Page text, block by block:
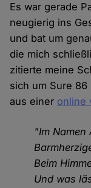
Es war gerade
neugierig ins
und bat um
die mich
zitierte meine
sich um Sure
aus einer online
"Im Namen
Beim
Und was